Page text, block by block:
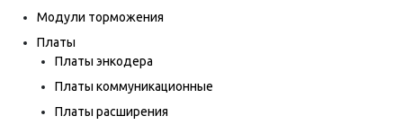
Модули торможения
Платы
Платы энкодера
Платы коммуникационные
Платы расширения